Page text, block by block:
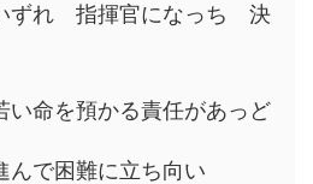
ずれ 指揮官になっち 決
い命を預かる責任があっど
んで困難に立ち向い